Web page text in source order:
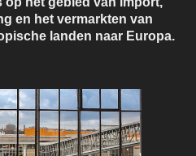
en het vermarkten van
landen naar Europa.